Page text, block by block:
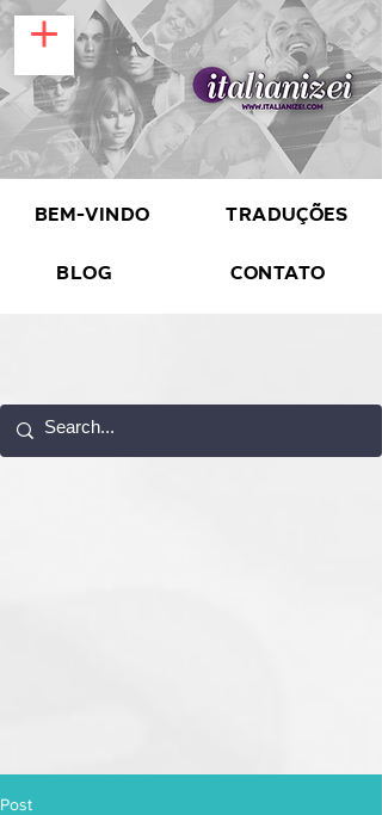
Bem-vindo Traduções
Blog Contato
Post